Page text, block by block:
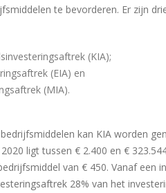
te bevorderen. Er zijn
(KIA);
(EIA) en
(MIA).
kan KIA worden
ligt tussen € 2.400 en €
van € 450. Vanaf een
28% van het